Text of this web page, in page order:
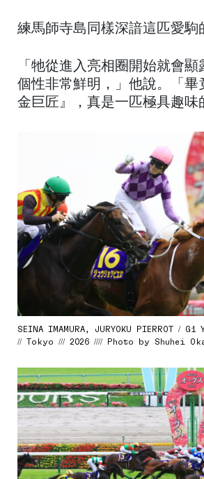
練馬師寺島同樣深諳這匹愛駒
「牠從進入亮相圈開始就會顯
個性非常鮮明，」他說。「畢
金巨匠』，真是一匹極具趣味
SEINA IMAMURA, JURYOKU PIERROT / G1
// Tokyo /// 2026 //// Photo by Shuhei